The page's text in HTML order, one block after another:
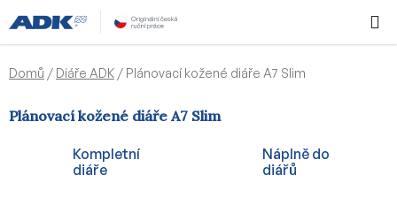
na
obsah
KOŠÍK
Domů / Diáře ADK / Plánovací kožené diáře A7 Slim
Plánovací kožené diáře A7 Slim
Kompletní
diáře
Náplně do
diářů